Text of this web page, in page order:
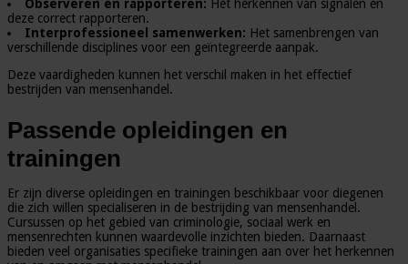
Observeren en rapporteren: Het herkennen van signalen en
deze correct rapporteren.
Interprofessioneel samenwerken: Het samenbrengen van
verschillende disciplines voor een geïntegreerde aanpak.
Deze vaardigheden kunnen het verschil maken in het effectief
bestrijden van mensenhandel.
Passende opleidingen en
trainingen
Er zijn diverse opleidingen en trainingen beschikbaar voor diegenen
die zich willen specialiseren in de bestrijding van mensenhandel.
Cursussen op het gebied van criminologie, sociaal werk en
mensenrechten kunnen waardevolle inzichten bieden. Daarnaast
bieden veel organisaties specifieke trainingen aan over het herkennen